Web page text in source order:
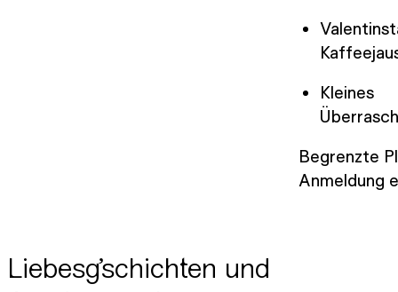
Kleines
Begrenzte
Anmeldung
Liebesg’schichten und